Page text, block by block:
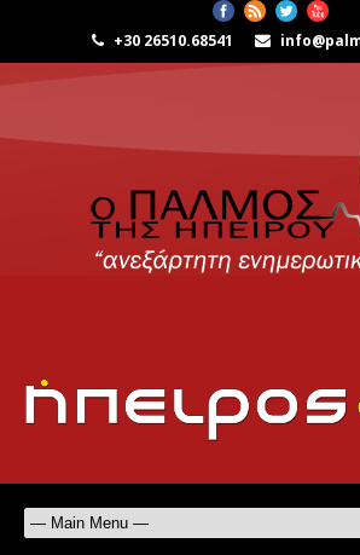
+30 26510.68541